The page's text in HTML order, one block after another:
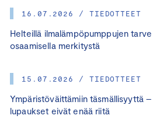
16.07.2026 / TIEDOTTEET
Helteillä ilmalämpöpumppujen
osaamisella merkitystä
15.07.2026 / TIEDOTTEET
Ympäristöväittämiin täsmällisyyttä
lupaukset eivät enää riitä